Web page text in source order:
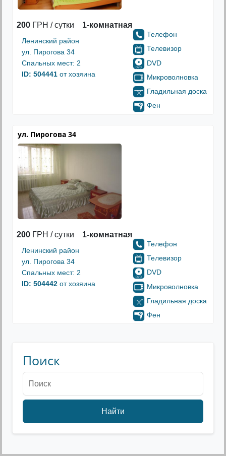
200 ГРН / сутки 1-комнатная
Ленинский район
ул. Пирогова 34
Спальных мест: 2
ID: 504441 от хозяина
Телефон
Телевизор
DVD
Микроволновка
Гладильная доска
Фен
ул. Пирогова 34
200 ГРН / сутки 1-комнатная
Ленинский район
ул. Пирогова 34
Спальных мест: 2
ID: 504442 от хозяина
Телефон
Телевизор
DVD
Микроволновка
Гладильная доска
Фен
Поиск
Найти